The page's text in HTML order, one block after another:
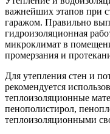
важнейших этапов при
гаражом. Правильно
гидроизоляционная
микроклимат в
промерзания и
Для утепления стен и
рекомендуется
теплоизоляционные
пенополистирол,
теплоизоляционными